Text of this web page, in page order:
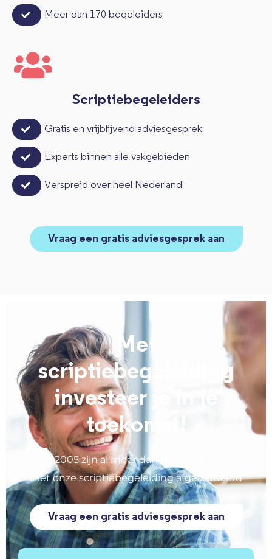
Meer dan 170 begeleiders
Scriptiebegeleiders
Gratis en vrijblijvend adviesgesprek
Experts binnen alle vakgebieden
Verspreid over heel Nederland
Vraag een gratis adviesgesprek aan
Met
scriptiebegeleiding
investeer je in je
toekomst!
Sinds 2005 zijn al meer dan 10.000 studenten
met onze scriptiebegeleiding afgestudeerd
Vraag een gratis adviesgesprek aan